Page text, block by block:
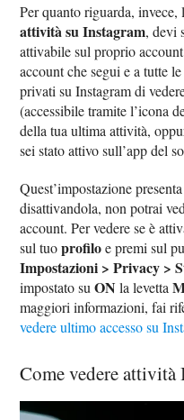
Per quanto riguarda,
attività su Instagram, devi
attivabile sul proprio
account che segui e a tutte
privati su Instagram di
(accessibile tramite l’icona
della tua ultima attività,
sei stato attivo sull’app del
Quest’impostazione
disattivandola, non potrai
account. Per vedere se è
sul tuoprofiloe premi sul
Impostazioni > Privacy >
impostato suON la levetta
maggiori informazioni, fai
vedere ultimo accesso su
Come vedere attività